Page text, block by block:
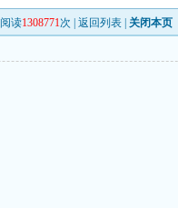
阅读1308771次 |返回列表 关闭本页